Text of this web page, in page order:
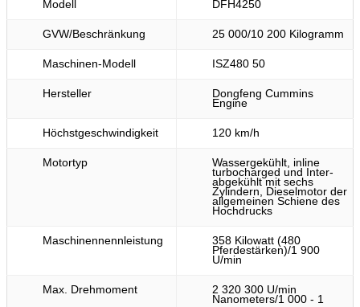
Modell DFH4250
GVW/Beschränkung 25 000/10 200 Kilogramm
Maschinen-Modell ISZ480 50
Hersteller Dongfeng Cummins
Engine
Höchstgeschwindigkeit 120 km/h
Motortyp Wassergekühlt, inline
turbocharged und Inter-
abgekühlt mit sechs
Zylindern, Dieselmotor der
allgemeinen Schiene des
Hochdrucks
Maschinennennleistung 358 Kilowatt (480
Pferdestärken)/1 900
U/min
Max. Drehmoment 2 320 300 U/min
Nanometers/1 000 - 1